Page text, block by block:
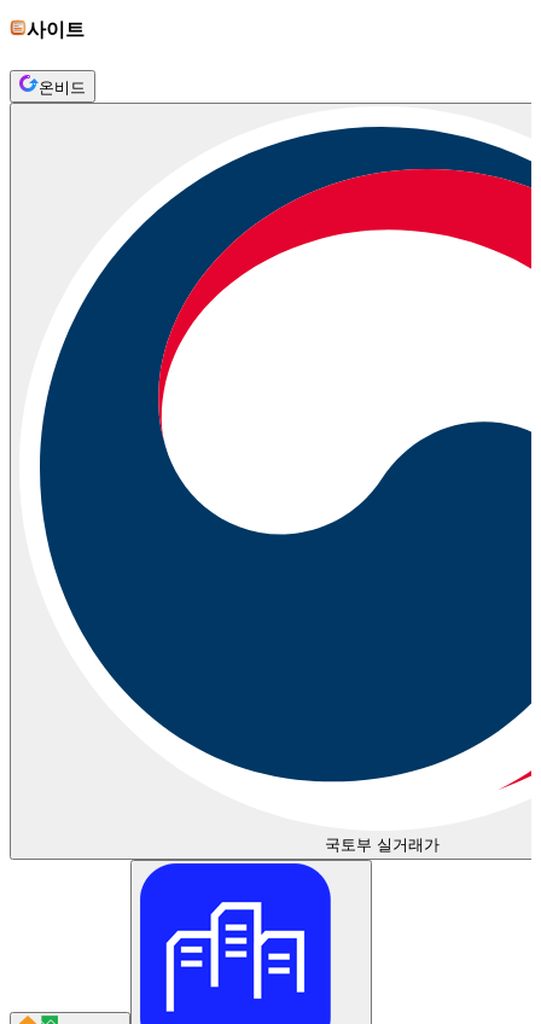
사이트
온비드
국토부 실거래가